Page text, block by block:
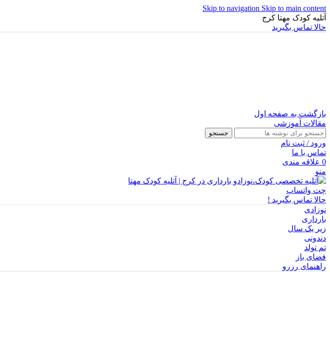
Skip to navigation Skip to main content
آتلیه کودک مهتا کرج
حالا تماس بگیرید
بازگشت به صفحه اول
مقالات آموزشی
جستجو
ورود / ثبت نام
تماس با ما
0 علاقه مندی
منو
چت واتساپ
حالا تماس بگیرید !
نوزادی
بارداری
زیر یک سال
دندونی
تم تولد
فضای باز
راهنمای رزرو